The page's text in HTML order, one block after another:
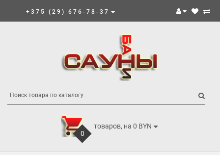
+375 (29) 676-78-37
0
товаров, на 0 BYN